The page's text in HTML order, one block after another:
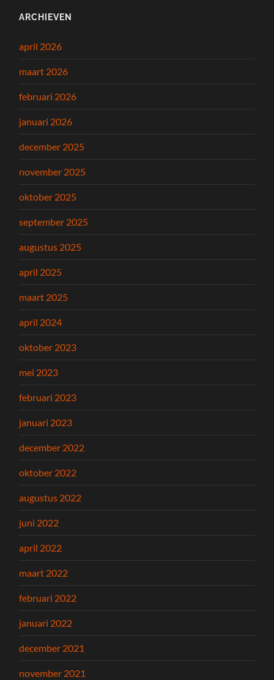
ARCHIEVEN
april 2026
maart 2026
februari 2026
januari 2026
december 2025
november 2025
oktober 2025
september 2025
augustus 2025
april 2025
maart 2025
april 2024
oktober 2023
mei 2023
februari 2023
januari 2023
december 2022
oktober 2022
augustus 2022
juni 2022
april 2022
maart 2022
februari 2022
januari 2022
december 2021
november 2021